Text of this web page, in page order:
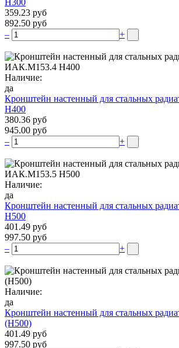
Н300
359.23 руб
892.50 руб
–
+
Наличие:
да
Кронштейн настенный для стальных
Н400
380.36 руб
945.00 руб
–
+
Наличие:
да
Кронштейн настенный для стальных
Н500
401.49 руб
997.50 руб
–
+
Наличие:
да
Кронштейн настенный для стальных
(H500)
401.49 руб
997.50 руб